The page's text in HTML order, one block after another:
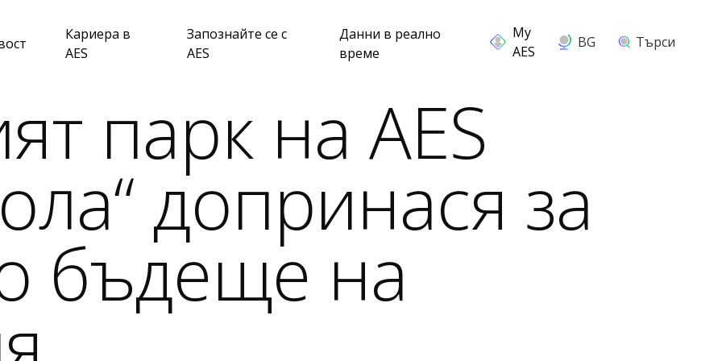
Кариера в
AES
Запознайте се с
AES
Данни в реално
време
BG Търси
парк на AES
допринася за
бъдеще на